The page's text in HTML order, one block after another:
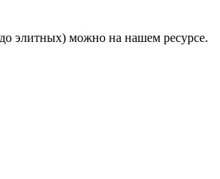
элитных) можно на нашем ресурсе.